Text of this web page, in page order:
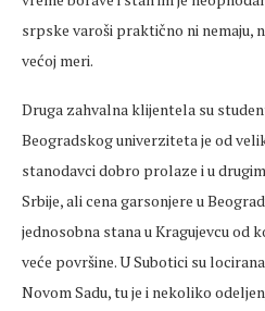
srpske varoši praktično ni nemaju,
većoj meri.
Druga zahvalna klijentela su
Beogradskog univerziteta je od
stanodavci dobro prolaze i u
Srbije, ali cena garsonjere u
jednosobna stana u Kragujevcu od
veće površine. U Subotici su
Novom Sadu, tu je i nekoliko